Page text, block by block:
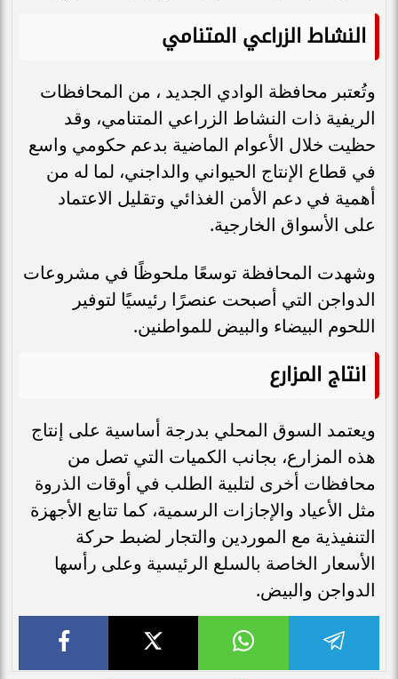
النشاط الزراعي المتنامي
وتُعتبر محافظة الوادي الجديد ، من المحافظات
الريفية ذات النشاط الزراعي المتنامي، وقد
حظيت خلال الأعوام الماضية بدعم حكومي واسع
في قطاع الإنتاج الحيواني والداجني، لما له من
أهمية في دعم الأمن الغذائي وتقليل الاعتماد
على الأسواق الخارجية.
وشهدت المحافظة توسعًا ملحوظًا في مشروعات
الدواجن التي أصبحت عنصرًا رئيسيًا لتوفير
اللحوم البيضاء والبيض للمواطنين.
انتاج المزارع
ويعتمد السوق المحلي بدرجة أساسية على إنتاج
هذه المزارع، بجانب الكميات التي تصل من
محافظات أخرى لتلبية الطلب في أوقات الذروة
مثل الأعياد والإجازات الرسمية، كما تتابع الأجهزة
التنفيذية مع الموردين والتجار لضبط حركة
الأسعار الخاصة بالسلع الرئيسية وعلى رأسها
الدواجن والبيض.